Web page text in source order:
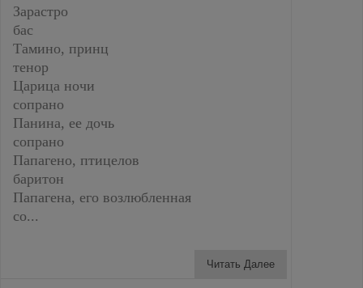
Зарастро
бас
Тамино, принц
тенор
Царица ночи
сопрано
Панина, ее дочь
сопрано
Папагено, птицелов
баритон
Папагена, его возлюбленная
со...
Читать Далее